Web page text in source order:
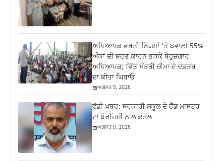
ਅਧਿਆਪਕ ਭਰਤੀ ਨਿਯਮਾਂ ‘ਤੇ ਬਵਾਲ! 55%
ਅੰਕਾਂ ਦੀ ਸ਼ਰਤ ਕਾਰਨ ਭੜਕੇ ਬੇਰੁਜ਼ਗਾਰ
ਅਧਿਆਪਕ; ਵਿੱਤ ਮੰਤਰੀ ਚੀਮਾ ਦੇ ਦਫ਼ਤਰ
ਦਾ ਕੀਤਾ ਘਿਰਾਓ
ਅਗਸਤ 9, 2026
ਵੱਡੀ ਖ਼ਬਰ: ਸਰਕਾਰੀ ਸਕੂਲ ਦੇ ਹੈੱਡ ਮਾਸਟਰ
ਦਾ ਬੇਰਹਿਮੀ ਨਾਲ ਕਤਲ
ਅਗਸਤ 9, 2026